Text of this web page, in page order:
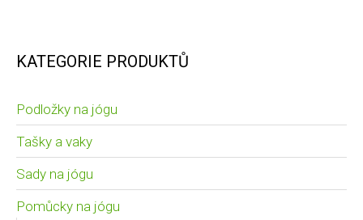
KATEGORIE PRODUKTŮ
Podložky na jógu
Tašky a vaky
Sady na jógu
Pomůcky na jógu